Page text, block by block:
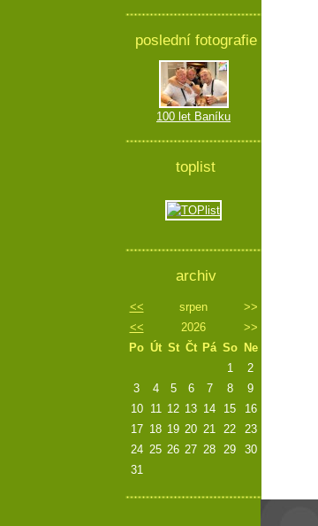
poslední fotografie
100 let Baníku
toplist
archiv
<< srpen
>>
<<
2026
>>
Po Út St Čt Pá So
Ne
1
2
3
4 5 6 7 8
9
10
11 12 13 14 15
16
17 18 19 20 21 22
23
24 25 26 27 28 29
30
31